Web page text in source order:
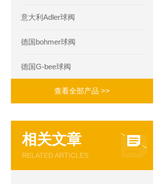
意大利Adler球阀
德国bohmer球阀
德国G-bee球阀
查看全部产品 >>
相关文章
RELATED ARTICLES